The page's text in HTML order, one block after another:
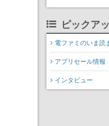
ピックア
電ファミのいま読
アプリセール情報
インタビュー